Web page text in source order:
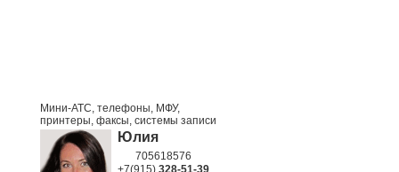
Мини-АТС, телефоны, МФУ,
принтеры, факсы, системы записи
Юлия
705618576
+7(915) 328-51-39